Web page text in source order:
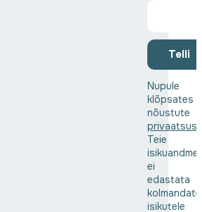
Telli
Nupule
klõpsates
nõustute
Teie
ei
edastata
isikutele